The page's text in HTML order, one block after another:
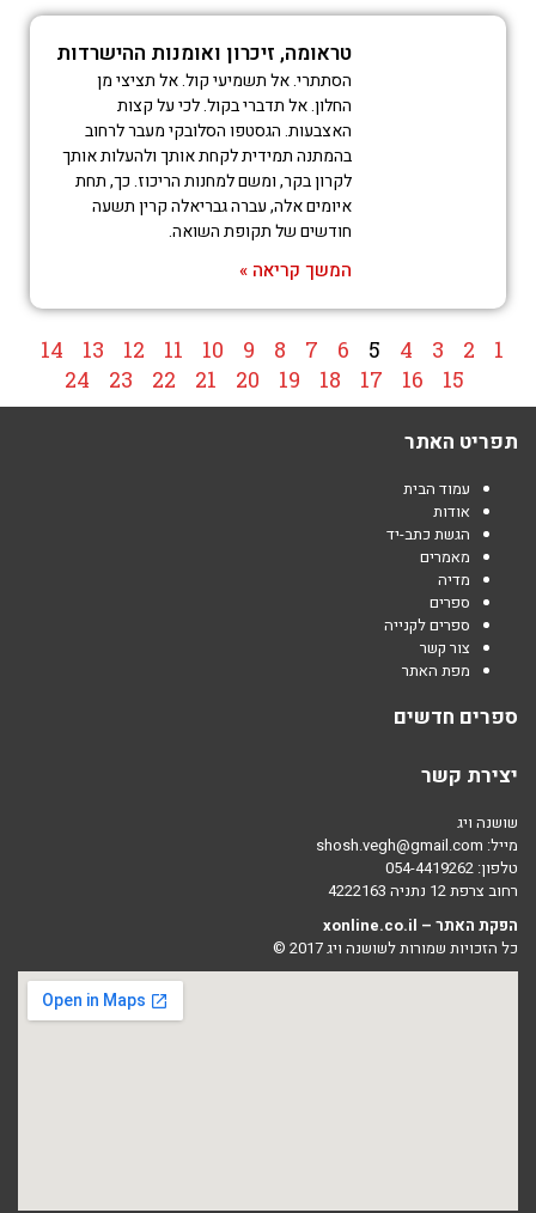
טראומה, זיכרון ואומנות ההישרדות
הסתתרי. אל תשמיעי קול. אל תציצי מן
החלון. אל תדברי בקול. לכי על קצות
האצבעות. הגסטפו הסלובקי מעבר לרחוב
בהמתנה תמידית לקחת אותך ולהעלות אותך
לקרון בקר, ומשם למחנות הריכוז. כך, תחת
איומים אלה, עברה גבריאלה קרין תשעה
חודשים של תקופת השואה.
המשך קריאה »
1
2
3
4
5
6
7
8
9
10
11
12
13
14
15
16
17
18
19
20
21
22
23
24
תפריט האתר
עמוד הבית
אודות
הגשת כתב-יד
מאמרים
מדיה
ספרים
ספרים לקנייה
צור קשר
מפת האתר
ספרים חדשים
יצירת קשר
שושנה ויג
מייל: shosh.vegh@gmail.com
טלפון: 054-4419262
רחוב צרפת 12 נתניה 4222163
הפקת האתר –
כל הזכויות שמורות לשושנה ויג 2017 ©